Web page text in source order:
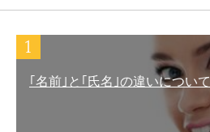
｢名前｣と｢氏名｣の違いについて